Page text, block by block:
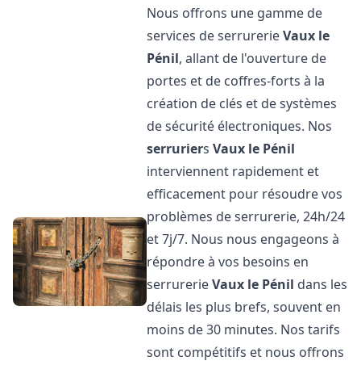
Nous offrons une gamme de
services de serrurerieVaux le
Pénil, allant de l'ouverture de
portes et de coffres-forts à la
création de clés et de systèmes
de sécurité électroniques. Nos
serruriersVaux le Pénil
interviennent rapidement et
efficacement pour résoudre vos
problèmes de serrurerie, 24h/24
et 7j/7. Nous nous engageons à
répondre à vos besoins en
serrurerieVaux le Pénil dans les
délais les plus brefs, souvent en
moins de 30 minutes. Nos tarifs
sont compétitifs et nous offrons